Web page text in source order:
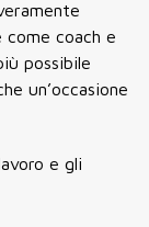
come coach e
possibile
un’occasione
e gli